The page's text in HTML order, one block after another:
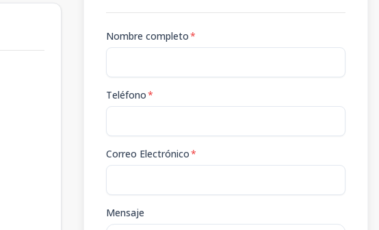
Nombre completo*
Teléfono*
Correo Electrónico*
Mensaje